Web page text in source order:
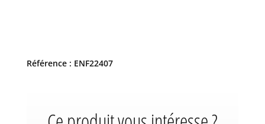
Référence : ENF22407